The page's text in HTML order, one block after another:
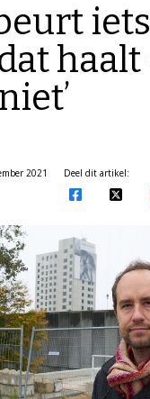
haalt
2021
Deel dit artikel: